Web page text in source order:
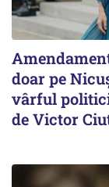
doar pe
vârful
de Victor